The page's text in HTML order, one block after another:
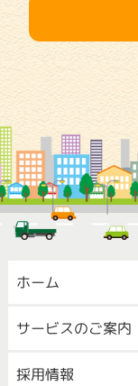
ホーム
サービスのご案内
採用情報